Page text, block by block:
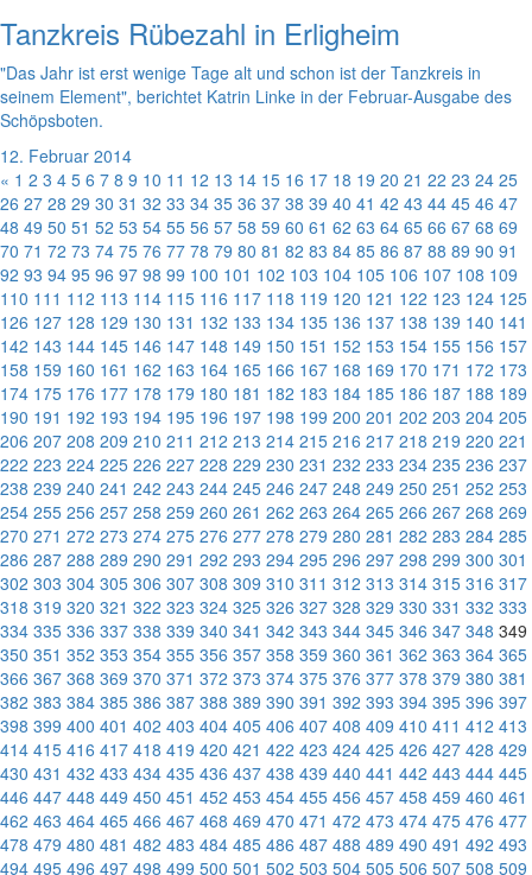
Tanzkreis Rübezahl in Erligheim
"Das Jahr ist erst wenige Tage alt und schon ist der Tanzkreis in
seinem Element", berichtet Katrin Linke in der Februar-Ausgabe des
Schöpsboten.
12. Februar 2014
« 1 2 3 4 5 6 7 8 9 10 11 12 13 14 15 16 17 18 19 20 21 22 23 24 25
26 27 28 29 30 31 32 33 34 35 36 37 38 39 40 41 42 43 44 45 46 47
48 49 50 51 52 53 54 55 56 57 58 59 60 61 62 63 64 65 66 67 68 69
70 71 72 73 74 75 76 77 78 79 80 81 82 83 84 85 86 87 88 89 90 91
92 93 94 95 96 97 98 99 100 101 102 103 104 105 106 107 108 109
110 111 112 113 114 115 116 117 118 119 120 121 122 123 124 125
126 127 128 129 130 131 132 133 134 135 136 137 138 139 140 141
142 143 144 145 146 147 148 149 150 151 152 153 154 155 156 157
158 159 160 161 162 163 164 165 166 167 168 169 170 171 172 173
174 175 176 177 178 179 180 181 182 183 184 185 186 187 188 189
190 191 192 193 194 195 196 197 198 199 200 201 202 203 204 205
206 207 208 209 210 211 212 213 214 215 216 217 218 219 220 221
222 223 224 225 226 227 228 229 230 231 232 233 234 235 236 237
238 239 240 241 242 243 244 245 246 247 248 249 250 251 252 253
254 255 256 257 258 259 260 261 262 263 264 265 266 267 268 269
270 271 272 273 274 275 276 277 278 279 280 281 282 283 284 285
286 287 288 289 290 291 292 293 294 295 296 297 298 299 300 301
302 303 304 305 306 307 308 309 310 311 312 313 314 315 316 317
318 319 320 321 322 323 324 325 326 327 328 329 330 331 332 333
334 335 336 337 338 339 340 341 342 343 344 345 346 347 348 349
350 351 352 353 354 355 356 357 358 359 360 361 362 363 364 365
366 367 368 369 370 371 372 373 374 375 376 377 378 379 380 381
382 383 384 385 386 387 388 389 390 391 392 393 394 395 396 397
398 399 400 401 402 403 404 405 406 407 408 409 410 411 412 413
414 415 416 417 418 419 420 421 422 423 424 425 426 427 428 429
430 431 432 433 434 435 436 437 438 439 440 441 442 443 444 445
446 447 448 449 450 451 452 453 454 455 456 457 458 459 460 461
462 463 464 465 466 467 468 469 470 471 472 473 474 475 476 477
478 479 480 481 482 483 484 485 486 487 488 489 490 491 492 493
494 495 496 497 498 499 500 501 502 503 504 505 506 507 508 509